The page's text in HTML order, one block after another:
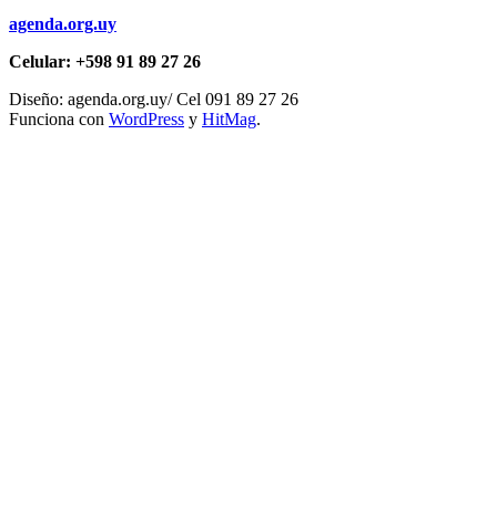
agenda.org.uy
Celular: +598 91 89 27 26
Diseño: agenda.org.uy/ Cel 091 89 27 26
Funciona con WordPress y HitMag.